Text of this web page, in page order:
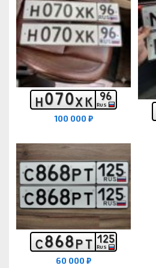
Н070ХК 96
RUS
100 000 ₽
С868РТ 125
RUS
60 000 ₽